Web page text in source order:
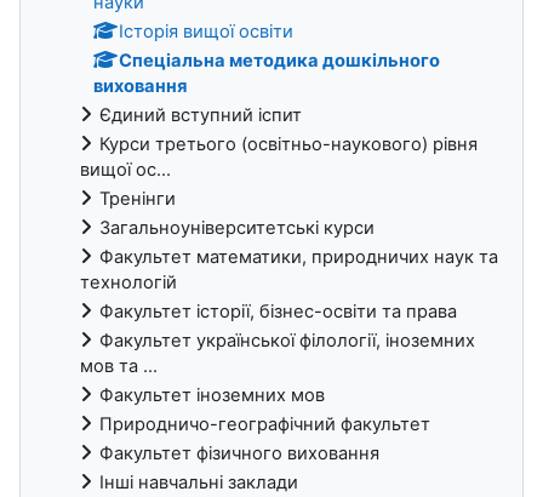
Історія вищої освіти
Спеціальна методика дошкільного
виховання
Єдиний вступний іспит
Курси третього (освітньо-наукового) рівня
вищої ос...
Тренінги
Загальноуніверситетські курси
Факультет математики, природничих наук та
технологій
Факультет історії, бізнес-освіти та права
Факультет української філології, іноземних
мов та ...
Факультет іноземних мов
Природничо-географічний факультет
Факультет фізичного виховання
Інші навчальні заклади